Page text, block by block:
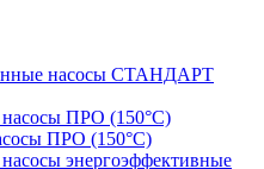
насосы СТАНДАРТ
ПРО (150°C)